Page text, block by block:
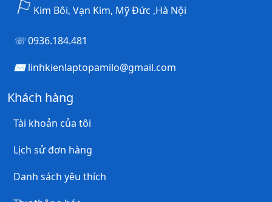
Kim Bôi, Vạn Kim, Mỹ Đức ,Hà Nội
0936.184.481
linhkienlaptopamilo@gmail.com
Khách hàng
Tài khoản của tôi
Lịch sử đơn hàng
Danh sách yêu thích